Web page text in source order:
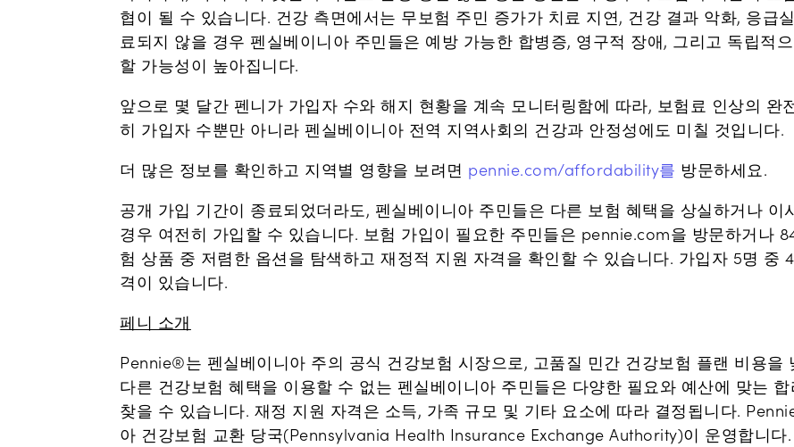
협이 될 수 있습니다. 건강 측면에서는 무보험 주민 증가가 치료 지연, 건강 결과 악화, 응급
료되지 않을 경우 펜실베이니아 주민들은 예방 가능한 합병증, 영구적 장애, 그리고 독립적
할 가능성이 높아집니다.
앞으로 몇 달간 펜니가 가입자 수와 해지 현황을 계속 모니터링함에 따라, 보험료 인상의 완
히 가입자 수뿐만 아니라 펜실베이니아 전역 지역사회의 건강과 안정성에도 미칠 것입니다.
더 많은 정보를 확인하고 지역별 영향을 보려면 pennie.com/affordability를 방문하세요.
공개 가입 기간이 종료되었더라도, 펜실베이니아 주민들은 다른 보험 혜택을 상실하거나
경우 여전히 가입할 수 있습니다. 보험 가입이 필요한 주민들은 pennie.com을 방문하거나
험 상품 중 저렴한 옵션을 탐색하고 재정적 지원 자격을 확인할 수 있습니다. 가입자 5명 중
격이 있습니다.
페니 소개
Pennie®는 펜실베이니아 주의 공식 건강보험 시장으로, 고품질 민간 건강보험 플랜 비용을
다른 건강보험 혜택을 이용할 수 없는 펜실베이니아 주민들은 다양한 필요와 예산에 맞는
찾을 수 있습니다. 재정 지원 자격은 소득, 가족 규모 및 기타 요소에 따라 결정됩니다.
아 건강보험 교환 당국(Pennsylvania Health Insurance Exchange Authority)이 운영합니다